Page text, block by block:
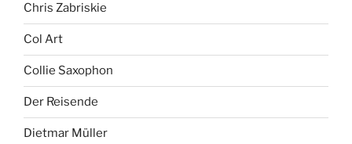
Chris Zabriskie
Col Art
Collie Saxophon
Der Reisende
Dietmar Müller